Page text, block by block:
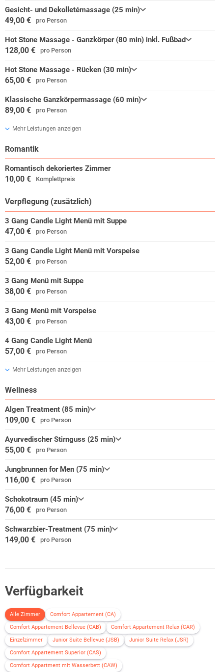
Gesicht- und Dekolletémassage (25 min)
49,00 € pro Person
Hot Stone Massage - Ganzkörper (80 min) inkl. Fußbad
128,00 € pro Person
Hot Stone Massage - Rücken (30 min)
65,00 € pro Person
Klassische Ganzkörpermassage (60 min)
89,00 € pro Person
Mehr Leistungen anzeigen
Romantik
Romantisch dekoriertes Zimmer
10,00 € Komplettpreis
Verpflegung (zusätzlich)
3 Gang Candle Light Menü mit Suppe
47,00 € pro Person
3 Gang Candle Light Menü mit Vorspeise
52,00 € pro Person
3 Gang Menü mit Suppe
38,00 € pro Person
3 Gang Menü mit Vorspeise
43,00 € pro Person
4 Gang Candle Light Menü
57,00 € pro Person
Mehr Leistungen anzeigen
Wellness
Algen Treatment (85 min)
109,00 € pro Person
Ayurvedischer Stirnguss (25 min)
55,00 € pro Person
Jungbrunnen for Men (75 min)
116,00 € pro Person
Schokotraum (45 min)
76,00 € pro Person
Schwarzbier-Treatment (75 min)
149,00 € pro Person
Verfügbarkeit
Alle Zimmer
Comfort Appartement (CA)
Comfort Appartement Bellevue (CAB)
Comfort Appartement Relax (CAR)
Einzelzimmer
Junior Suite Bellevue (JSB)
Junior Suite Relax (JSR)
Comfort Appartement Superior (CAS)
Comfort Appartment mit Wasserbett (CAW)